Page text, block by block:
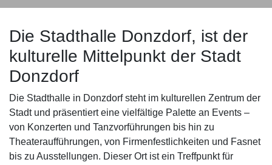
Die Stadthalle Donzdorf, ist der
kulturelle Mittelpunkt der Stadt
Donzdorf
Die Stadthalle in Donzdorf steht im kulturellen Zentrum der
Stadt und präsentiert eine vielfältige Palette an Events –
von Konzerten und Tanzvorführungen bis hin zu
Theateraufführungen, von Firmenfestlichkeiten und Fasnet
bis zu Ausstellungen. Dieser Ort ist ein Treffpunkt für